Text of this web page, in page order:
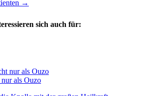
→
sich auch für:
als Ouzo